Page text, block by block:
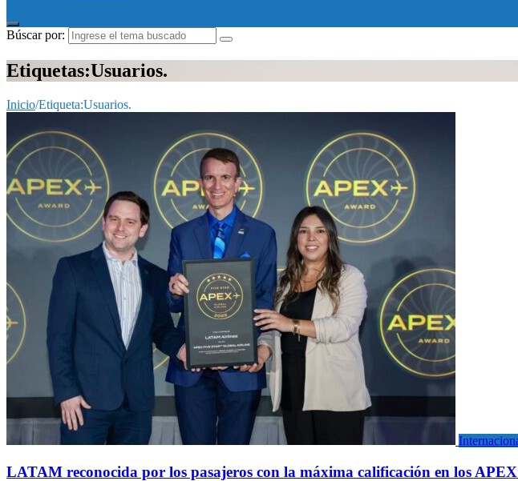
Búscar por:
Etiquetas:Usuarios.
Inicio/Etiqueta:Usuarios.
LATAM reconocida por los pasajeros con la máxima calificación en los